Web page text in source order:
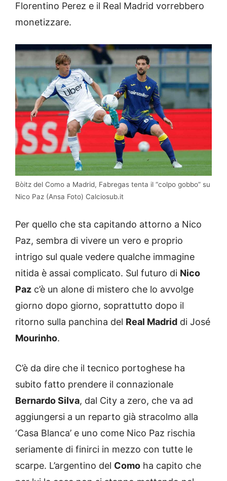
Florentino Perez e il Real Madrid vorrebbero
monetizzare.
Bòitz del Como a Madrid, Fabregas tenta il “colpo gobbo” su
Nico Paz (Ansa Foto) Calciosub.it
Per quello che sta capitando attorno a Nico
Paz, sembra di vivere un vero e proprio
intrigo sul quale vedere qualche immagine
nitida è assai complicato. Sul futuro di Nico
Paz c’è un alone di mistero che lo avvolge
giorno dopo giorno, soprattutto dopo il
ritorno sulla panchina del Real Madrid di José
Mourinho.
C’è da dire che il tecnico portoghese ha
subito fatto prendere il connazionale
Bernardo Silva, dal City a zero, che va ad
aggiungersi a un reparto già stracolmo alla
‘Casa Blanca’ e uno come Nico Paz rischia
seriamente di finirci in mezzo con tutte le
scarpe. L’argentino del Como ha capito che